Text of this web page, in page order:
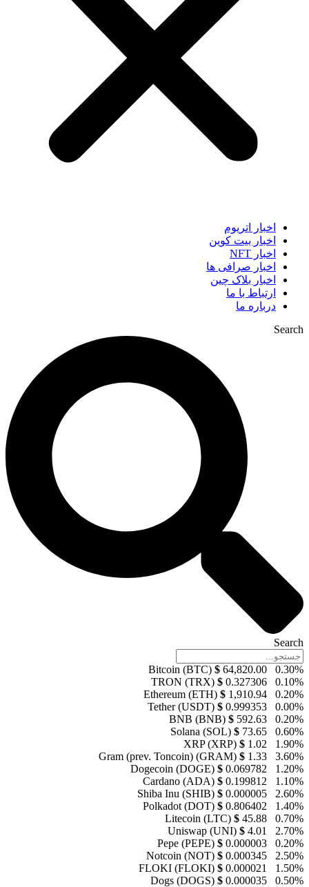
اخبار اتریوم
اخبار بیت کوین
اخبار NFT
اخبار صرافی ها
اخبار بلاک چین
ارتباط با ما
درباره ما
Search
Search
Bitcoin (BTC) $ 64,820.00
0.30%
TRON (TRX) $ 0.327306
0.10%
Ethereum (ETH) $ 1,910.94
0.20%
Tether (USDT) $ 0.999353
0.00%
BNB (BNB) $ 592.63
0.20%
Solana (SOL) $ 73.65
0.60%
XRP (XRP) $ 1.02
1.90%
Gram (prev. Toncoin) (GRAM) $ 1.33
3.60%
Dogecoin (DOGE) $ 0.069782
1.20%
Cardano (ADA) $ 0.199812
1.10%
Shiba Inu (SHIB) $ 0.000005
2.60%
Polkadot (DOT) $ 0.806402
1.40%
Litecoin (LTC) $ 45.88
0.70%
Uniswap (UNI) $ 4.01
2.70%
Pepe (PEPE) $ 0.000003
0.20%
Notcoin (NOT) $ 0.000345
2.50%
FLOKI (FLOKI) $ 0.000021
1.50%
Dogs (DOGS) $ 0.000035 0.50%